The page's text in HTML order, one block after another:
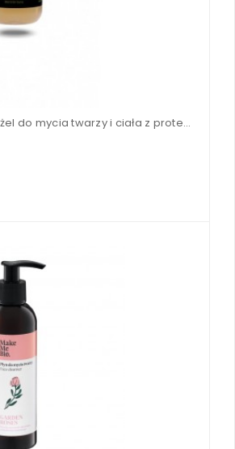
Hipoalergiczny żel do mycia twarzy i ciała z proteinami owsa - Zielone Laboratorium 250 ml